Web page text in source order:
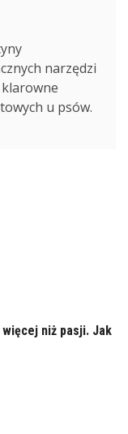
narzędzi
u psów.
niż pasji. Jak